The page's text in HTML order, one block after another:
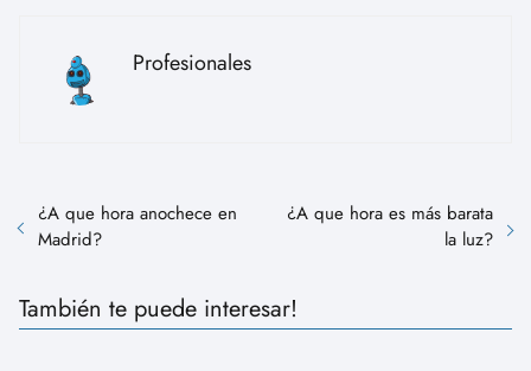
Profesionales
¿A que hora anochece en
Madrid?
¿A que hora es más barata
la luz?
También te puede interesar!